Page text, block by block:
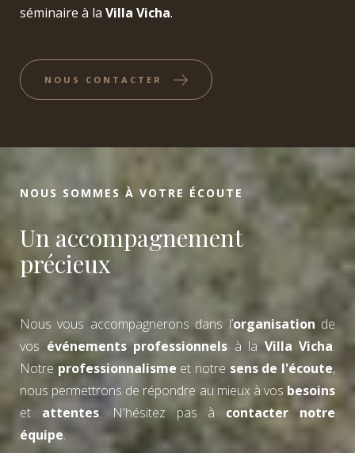
séminaire à la Villa Vicha.
NOUS CONTACTER
NOUS SOMMES À VOTRE ÉCOUTE
Un accompagnement
précieux
Nous vous accompagnerons dans l’organisation de
vos événements professionnels à laVilla Vicha.
Notre professionnalisme et notre sens de l'écoute,
nous permettrons de répondre au mieux à vos besoins
et attentes. N'hésitez pas à contacter notre
équipe.